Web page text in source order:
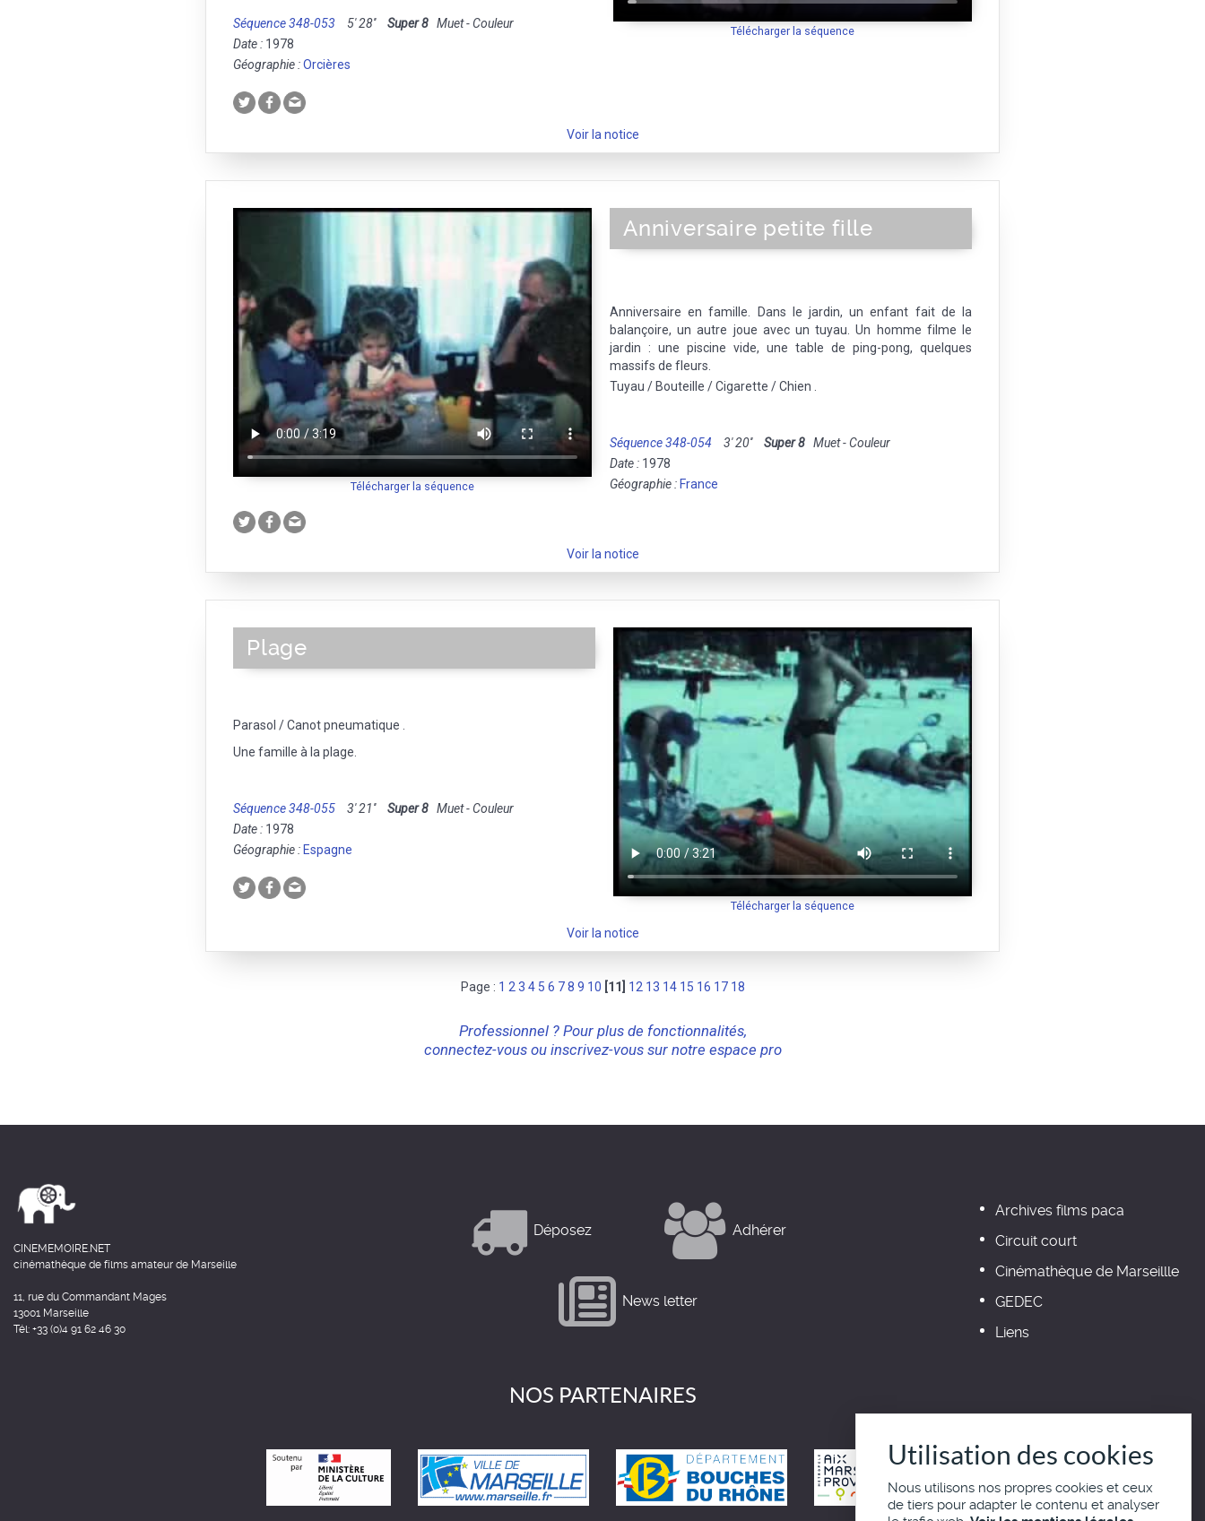
Télécharger la séquence
Séquence 348-053 5' 28'' Super 8 Muet - Couleur
Date : 1978
Géographie :Orcières
Voir la notice
Télécharger la séquence
Anniversaire petite fille
Anniversaire en famille. Dans le jardin, un enfant fait de la
balançoire, un autre joue avec un tuyau. Un homme filme le
jardin : une piscine vide, une table de ping-pong, quelques
massifs de fleurs.
Tuyau / Bouteille / Cigarette / Chien .
Séquence 348-054 3' 20'' Super 8 Muet - Couleur
Date : 1978
Géographie : France
Voir la notice
Télécharger la séquence
Plage
Parasol / Canot pneumatique .
Une famille à la plage.
Séquence 348-055 3' 21'' Super 8 Muet - Couleur
Date : 1978
Géographie : Espagne
Voir la notice
Page : 1 2 3 4 5 6 7 8 9 10 [11] 12 13 14 15 16 17 18
Professionnel ? Pour plus de fonctionnalités,
connectez-vous ou inscrivez-vous sur notre espace pro
CINEMEMOIRE.NET
cinémathèque de films amateur de Marseille
11, rue du Commandant Mages
13001 Marseille
Tél: +33 (0)4 91 62 46 30
Déposez Adhérer
News letter
Archives films paca
Circuit court
Cinémathèque de Marseillle
GEDEC
Liens
NOS PARTENAIRES
Utilisation des cookies
Nous utilisons nos propres cookies et ceux
de tiers pour adapter le contenu et analyser